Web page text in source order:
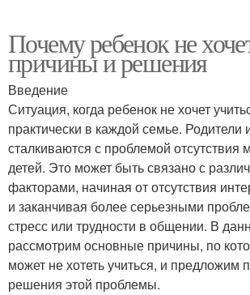
Почему ребенок не
причины и решения
Введение
Ситуация, когда ребенок не хочет
практически в каждой семье. Родители
сталкиваются с проблемой отсутствия
детей. Это может быть связано с
факторами, начиная от отсутствия
и заканчивая более серьезными
стресс или трудности в общении. В
рассмотрим основные причины, по
может не хотеть учиться, и предложим
решения этой проблемы.